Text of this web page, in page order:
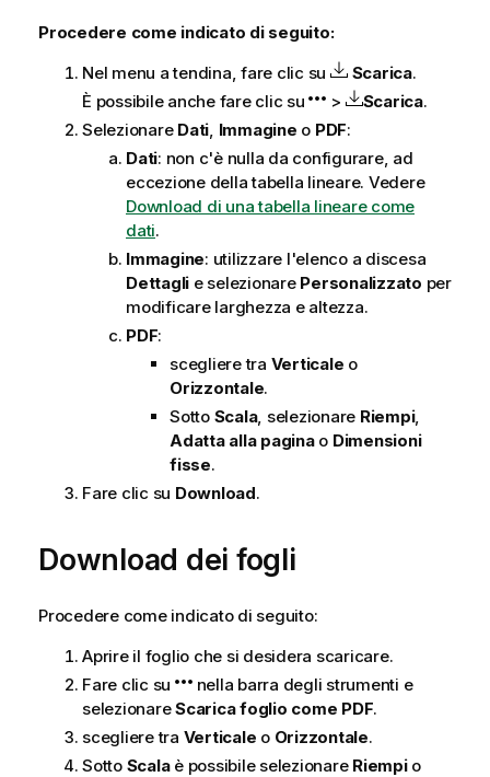
Procedere come indicato di seguito:
Nel menu a tendina, fare clic su
Scarica.
È possibile anche fare clic su
> Scarica.
Selezionare Dati, Immagine o PDF:
Dati: non c'è nulla da configurare, ad
eccezione della tabella lineare. Vedere
Download di una tabella lineare come
dati.
Immagine: utilizzare l'elenco a discesa
Dettagli e selezionare Personalizzato per
modificare larghezza e altezza.
PDF:
scegliere tra Verticale o
Orizzontale.
Sotto Scala, selezionare Riempi,
Adatta alla paginao Dimensioni
fisse.
Fare clic su Download.
Download dei fogli
Procedere come indicato di seguito:
Aprire il foglio che si desidera scaricare.
Fare clic su
nella barra degli strumenti e
selezionareScarica foglio come PDF.
scegliere tra Verticale o Orizzontale.
Sotto Scalaè possibile selezionare Riempio